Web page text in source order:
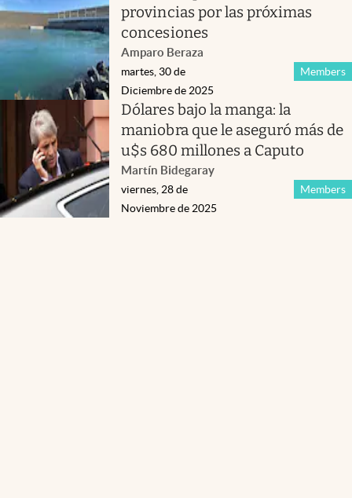
provincias por las próximas
concesiones
Amparo Beraza
Members
martes, 30 de
Diciembre de 2025
Dólares bajo la manga: la
maniobra que le aseguró más de
u$s 680 millones a Caputo
Martín Bidegaray
Members
viernes, 28 de
Noviembre de 2025